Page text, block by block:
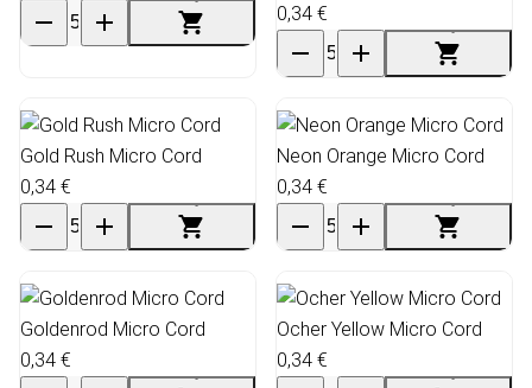
0,34 €
Gold Rush Micro Cord
0,34 €
Neon Orange Micro Cord
0,34 €
Goldenrod Micro Cord
0,34 €
Ocher Yellow Micro Cord
0,34 €